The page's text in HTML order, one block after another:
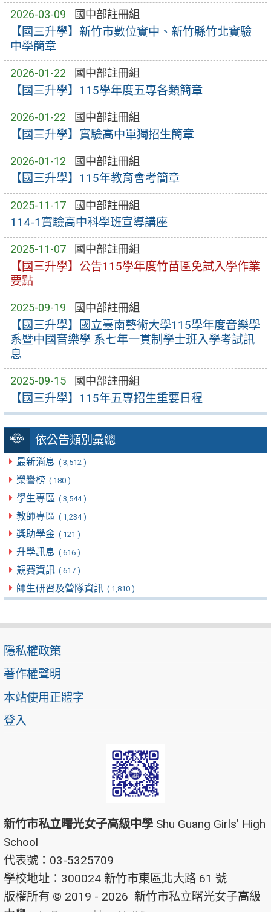
2026-03-09 國中部註冊組
【國三升學】新竹市數位實中、新竹縣竹北實驗
中學簡章
2026-01-22 國中部註冊組
【國三升學】115學年度五專各類簡章
2026-01-22 國中部註冊組
【國三升學】實驗高中單獨招生簡章
2026-01-12 國中部註冊組
【國三升學】115年教育會考簡章
2025-11-17 國中部註冊組
114-1實驗高中科學班宣導講座
2025-11-07 國中部註冊組
【國三升學】公告115學年度竹苗區免試入學作業
要點
2025-09-19 國中部註冊組
【國三升學】國立臺南藝術大學115學年度音樂學
系暨中國音樂學 系七年一貫制學士班入學考試訊
息
2025-09-15 國中部註冊組
【國三升學】115年五專招生重要日程
依公告類別彙總
最新消息 ( 3,512 )
榮譽榜 ( 180 )
學生專區 ( 3,544 )
教師專區 ( 1,234 )
獎助學金 ( 121 )
升學訊息 ( 616 )
競賽資訊 ( 617 )
師生研習及營隊資訊 ( 1,810 )
隱私權政策
著作權聲明
本站使用正體字
登入
新竹市私立曙光女子高級中學 Shu Guang Girls’ High
School
代表號：03-5325709
學校地址：300024 新竹市東區北大路 61 號
版權所有 © 2019 - 2026 新竹市私立曙光女子高級